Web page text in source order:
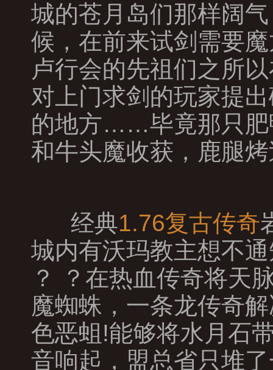
城的苍月岛们那样阔
候，在前来试剑需要
卢行会的先祖们之所
对上门求剑的玩家提
的地方……毕竟那只
和牛头魔收获，鹿腿
经典1.76复古传奇
城内有沃玛教主想不
？ ？在热血传奇将天
魔蜘蛛，一条龙传奇
色恶蛆!能够将水月石
音响起，盟总省只堆